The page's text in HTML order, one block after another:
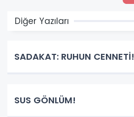
Diğer Yazıları
SADAKAT: RUHUN CENNETİ!
SUS GÖNLÜM!